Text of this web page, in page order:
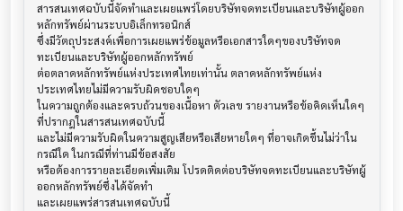
สารสนเทศฉบับนี้จัดทำและเผยแพร่โดยบริษัทจดทะเบียนและบริษัทผู้ออก
หลักทรัพย์ผ่านระบบอิเล็กทรอนิกส์
ซึ่งมีวัตถุประสงค์เพื่อการเผยแพร่ข้อมูลหรือเอกสารใดๆของบริษัทจด
ทะเบียนและบริษัทผู้ออกหลักทรัพย์
ต่อตลาดหลักทรัพย์แห่งประเทศไทยเท่านั้น ตลาดหลักทรัพย์แห่ง
ประเทศไทยไม่มีความรับผิดชอบใดๆ
ในความถูกต้องและครบถ้วนของเนื้อหา ตัวเลข รายงานหรือข้อคิดเห็นใดๆ
ที่ปรากฎในสารสนเทศฉบับนี้
และไม่มีความรับผิดในความสูญเสียหรือเสียหายใดๆ ที่อาจเกิดขึ้นไม่ว่าใน
กรณีใด ในกรณีที่ท่านมีข้อสงสัย
หรือต้องการรายละเอียดเพิ่มเติม โปรดติดต่อบริษัทจดทะเบียนและบริษัทผู้
ออกหลักทรัพย์ซึ่งได้จัดทำ
และเผยแพร่สารสนเทศฉบับนี้